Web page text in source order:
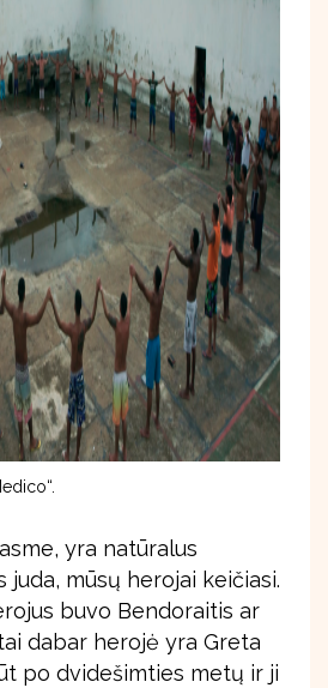
yra natūralus
juda, mūsų herojai keičiasi.
buvo Bendoraitis ar
dabar herojė yra Greta
po dvidešimties metų ir ji